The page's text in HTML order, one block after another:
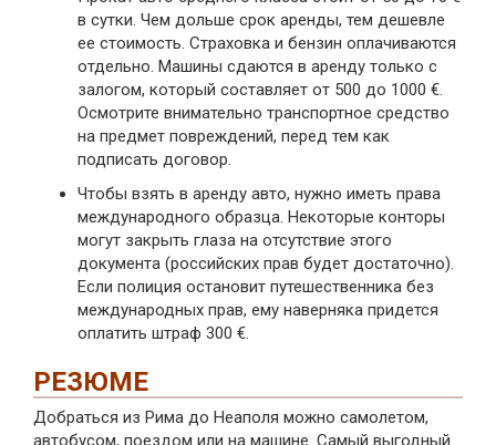
в сутки. Чем дольше срок аренды, тем дешевле
ее стоимость. Страховка и бензин оплачиваются
отдельно. Машины сдаются в аренду только с
залогом, который составляет от 500 до 1000 €.
Осмотрите внимательно транспортное средство
на предмет повреждений, перед тем как
подписать договор.
Чтобы взять в аренду авто, нужно иметь права
международного образца. Некоторые конторы
могут закрыть глаза на отсутствие этого
документа (российских прав будет достаточно).
Если полиция остановит путешественника без
международных прав, ему наверняка придется
оплатить штраф 300 €.
РЕЗЮМЕ
Добраться из Рима до Неаполя можно самолетом,
автобусом, поездом или на машине. Самый выгодный